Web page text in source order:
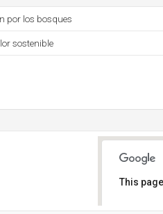
por los bosques
sostenible
This